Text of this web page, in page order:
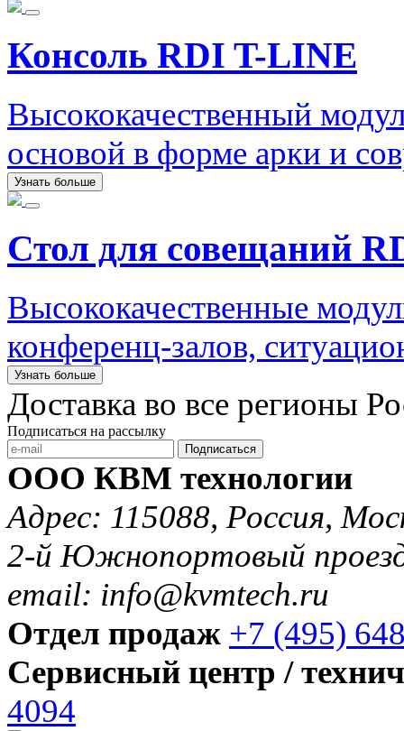
Консоль RDI T-LINE
Высококачественный
основой в форме арки и
Узнать больше
Стол для совещаний
Высококачественные
конференц-залов,
Узнать больше
Доставка во все регионы
Подписаться на рассылку
Подписаться
ООО КВМ технологии
Адрес: 115088, Россия,
2-й Южнопортовый
email: info@kvmtech.ru
Отдел продаж +7 (495)
Сервисный центр /
4094